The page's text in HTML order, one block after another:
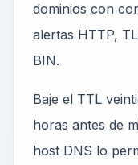
dominios con
alertas HTTP,
BIN.
Baje el TTL
horas antes de
host DNS lo